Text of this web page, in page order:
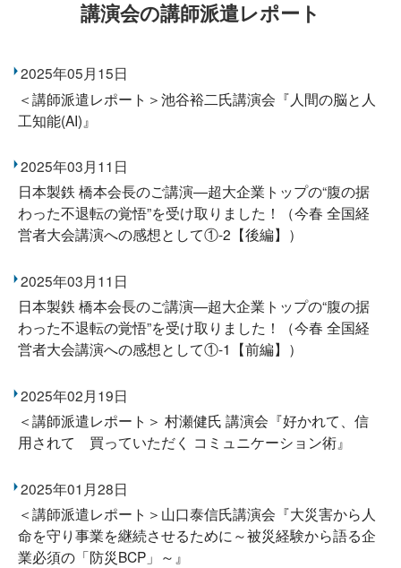
講演会の講師派遣レポート
2025年05月15日
＜講師派遣レポート＞池谷裕二氏講演会『人間の脳と人
工知能(AI)』
2025年03月11日
日本製鉄 橋本会長のご講演―超大企業トップの“腹の据
わった不退転の覚悟”を受け取りました！（今春 全国経
営者大会講演への感想として①-2【後編】）
2025年03月11日
日本製鉄 橋本会長のご講演―超大企業トップの“腹の据
わった不退転の覚悟”を受け取りました！（今春 全国経
営者大会講演への感想として①-1【前編】）
2025年02月19日
＜講師派遣レポート＞ 村瀬健氏 講演会『好かれて、信
用されて 買っていただく コミュニケーション術』
2025年01月28日
＜講師派遣レポート＞山口泰信氏講演会『大災害から人
命を守り事業を継続させるために～被災経験から語る企
業必須の「防災BCP」～』